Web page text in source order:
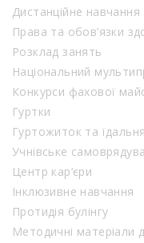
Дистанційне навчання
Права та обов’язки
Розклад занять
Національний
Конкурси фахової
Гуртки
Гуртожиток та їдальня
Учнівське
Центр кар’єри
Інклюзивне навчання
Протидія булінгу
Методичні матеріали